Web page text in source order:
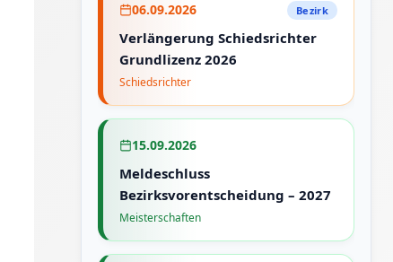
06.09.2026 Bezirk
Verlängerung Schiedsrichter
Grundlizenz 2026
Schiedsrichter
15.09.2026
Meldeschluss
Bezirksvorentscheidung – 2027
Meisterschaften